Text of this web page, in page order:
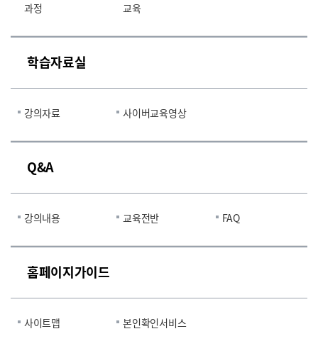
과정
교육
학습자료실
강의자료 사이버교육영상
Q&A
강의내용 교육전반 FAQ
홈페이지가이드
사이트맵 본인확인서비스